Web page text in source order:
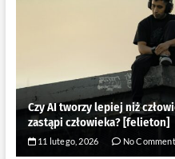
Czy AI tworzy lepiej niż
zastąpi człowieka? [felieton]
11 lutego, 2026 No